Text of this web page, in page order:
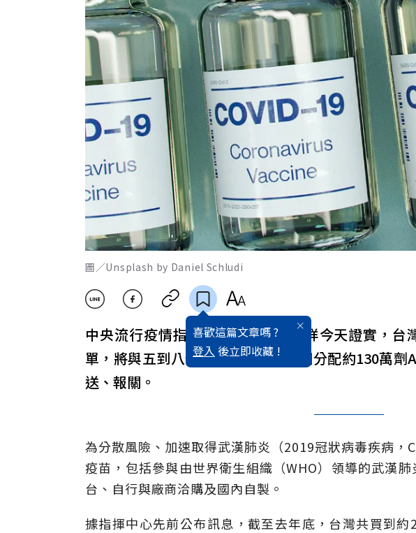
圖／Unsplash by Daniel Schludi
喜歡這篇文章嗎 ?
登入 後立即收藏 !
中央流行疫情指揮中心發言人莊人祥今天證實，台
單，將與五到八個非聯合國會員共同分配約130萬劑
送、報關。
為分散風險、加速取得武漢肺炎（2019冠狀病毒疾病，
疫苗，包括參與由世界衛生組織（WHO）領導的武漢肺
台、自行與廠商洽購及國內自製。
據指揮中心先前公布訊息，截至去年底，台灣共買到約